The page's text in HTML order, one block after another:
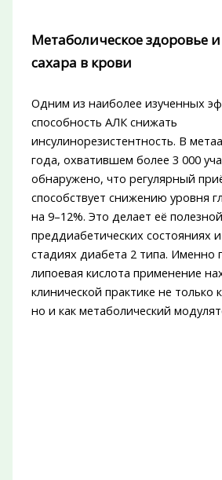
Метаболическое здоровье
сахара в крови
Одним из наиболее изученных
способность АЛК снижать
инсулинорезистентность. В
года, охватившем более 3 000
обнаружено, что регулярный
способствует снижению уровня
на 9–12%. Это делает её
преддиабетических состояниях
стадиях диабета 2 типа. Именно
липоевая кислота применение
клинической практике не только
но и как метаболический